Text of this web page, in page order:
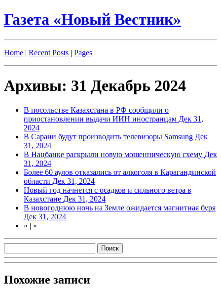
Газета «Новый Вестник»
Home | Recent Posts | Pages
Архивы: 31 Декабрь 2024
В посольстве Казахстана в РФ сообщили о
приостановлении выдачи ИИН иностранцам Дек 31,
2024
В Сарани будут производить телевизоры Samsung Дек
31, 2024
В Нацбанке раскрыли новую мошенническую схему Дек
31, 2024
Более 60 аулов отказались от алкоголя в Карагандинской
области Дек 31, 2024
Новый год начнется с осадков и сильного ветра в
Казахстане Дек 31, 2024
В новогоднюю ночь на Земле ожидается магнитная буря
Дек 31, 2024
« | »
Похожие записи